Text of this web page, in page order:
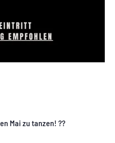
Mai zu tanzen! ??